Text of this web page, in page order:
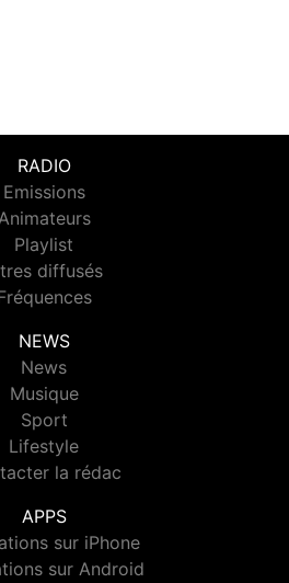
RADIO
Emissions
Playlist
diffusés
NEWS
News
Musique
Sport
Lifestyle
la rédac
APPS
sur iPhone
sur Android